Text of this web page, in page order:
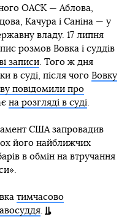
ОАСК — Аблова,
Качура і Саніна — у
владу. 17 липня
розмов Вовка і суддів
записи. Того ж дня
в суді, після чого Вовку
повідомили про
на розгляді в суді.
США запровадив
його найближчих
в обмін на втручання
тимчасово
.